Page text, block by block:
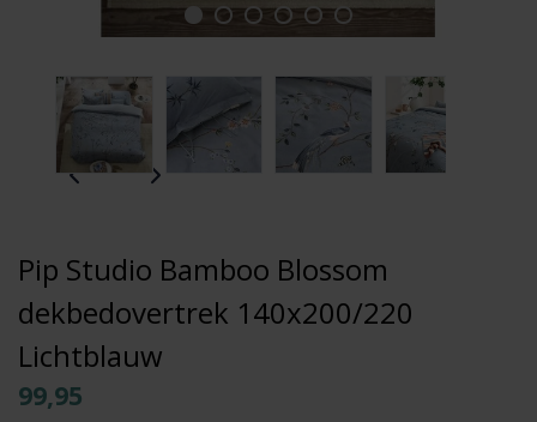
Pip Studio Bamboo Blossom
dekbedovertrek 140x200/220
Lichtblauw
99,95